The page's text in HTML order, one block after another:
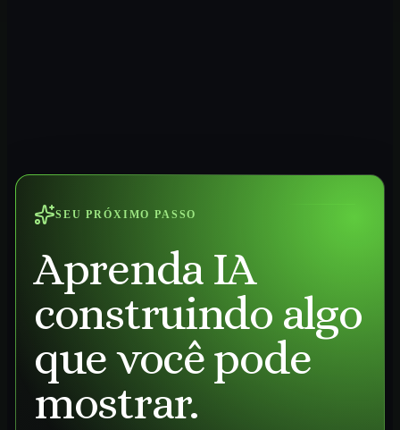
SEU PRÓXIMO PASSO
Aprenda IA
construindo algo
que você pode
mostrar.